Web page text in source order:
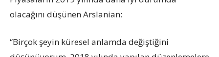
olacağını düşünen Arslanian:
“Birçok şeyin küresel anlamda değiştiğini